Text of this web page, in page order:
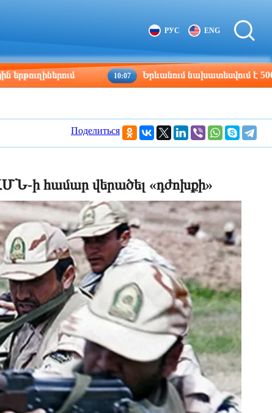
РУС ENG
10:07 Երևանում նախատեսվում է 500 մլն
Поделиться
ի համար վերածել «դժոխքի»